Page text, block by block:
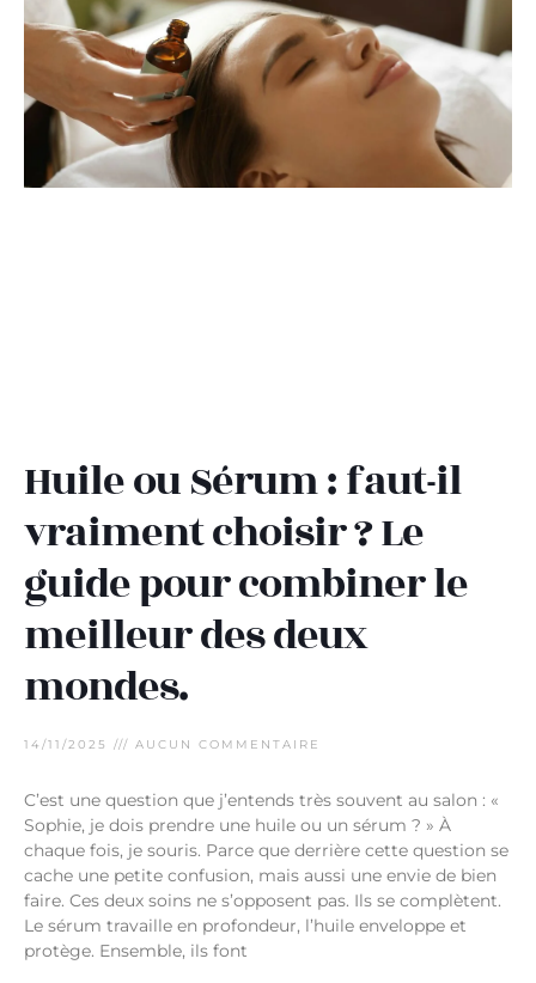
Huile ou Sérum : faut-il
vraiment choisir ? Le
guide pour combiner le
meilleur des deux
mondes.
14/11/2025 AUCUN COMMENTAIRE
C’est une question que j’entends très souvent au salon : «
Sophie, je dois prendre une huile ou un sérum ? » À
chaque fois, je souris. Parce que derrière cette question se
cache une petite confusion, mais aussi une envie de bien
faire. Ces deux soins ne s’opposent pas. Ils se complètent.
Le sérum travaille en profondeur, l’huile enveloppe et
protège. Ensemble, ils font